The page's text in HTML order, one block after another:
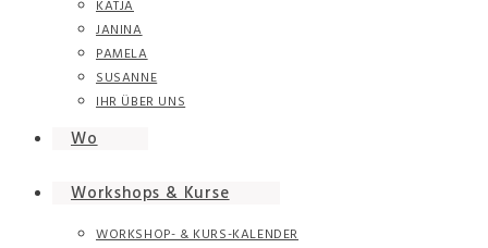
KATJA
JANINA
PAMELA
SUSANNE
IHR ÜBER UNS
Wo
Workshops & Kurse
WORKSHOP- & KURS-KALENDER